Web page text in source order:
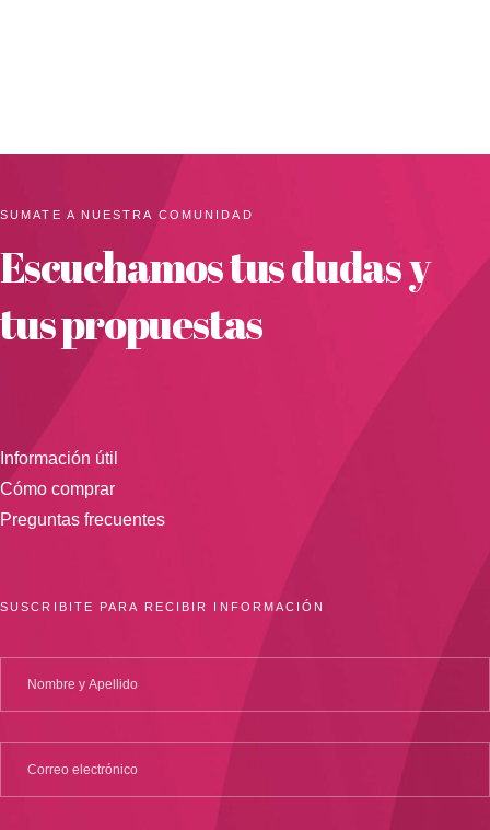
SUMATE A NUESTRA COMUNIDAD
Escuchamos tus dudas y
tus propuestas
Información útil
Cómo comprar
Preguntas frecuentes
SUSCRIBITE PARA RECIBIR INFORMACIÓN